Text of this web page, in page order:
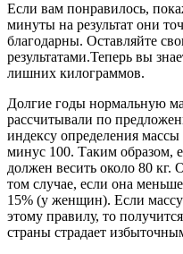
Если вам понравилось,
минуты на результат они
благодарны. Оставляйте
результатами.Теперь вы
лишних килограммов.
Долгие годы нормальную
рассчитывали по
индексу определения массы
минус 100. Таким образом,
должен весить около 80 кг.
том случае, если она
15% (у женщин). Если
этому правилу, то
страны страдает